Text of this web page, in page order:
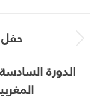
الدورة
حفل